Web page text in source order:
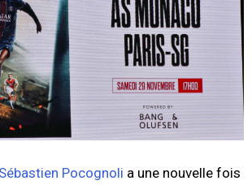
Sébastien Pocognoli a une nouvelle fois